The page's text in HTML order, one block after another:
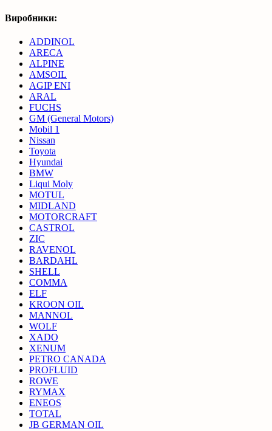
Виробники:
ADDINOL
ARECA
ALPINE
AMSOIL
AGIP ENI
ARAL
FUCHS
GM (General Motors)
Mobil 1
Nissan
Toyota
Hyundai
BMW
Liqui Moly
MOTUL
MIDLAND
MOTORCRAFT
CASTROL
ZIC
RAVENOL
BARDAHL
SHELL
COMMA
ELF
KROON OIL
MANNOL
WOLF
XADO
XENUM
PETRO CANADA
PROFLUID
ROWE
RYMAX
ENEOS
TOTAL
JB GERMAN OIL